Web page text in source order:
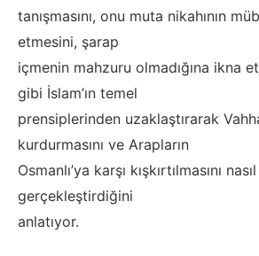
tanışmasını, onu muta nikahının
etmesini, şarap
içmenin mahzuru olmadığına ikna
gibi İslam’ın temel
prensiplerinden uzaklaştırarak
kurdurmasını ve Arapların
Osmanlı’ya karşı kışkırtılmasını
gerçekleştirdiğini
anlatıyor.